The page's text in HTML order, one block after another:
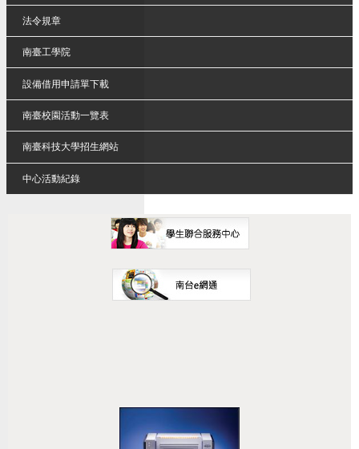
法令規章
南臺工學院
設備借用申請單下載
南臺校園活動一覽表
南臺科技大學招生網站
中心活動紀錄